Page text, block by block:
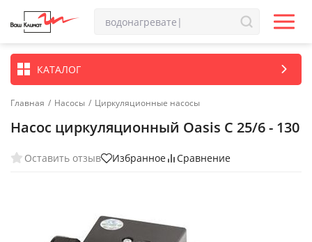
КАТАЛОГ
Главная / Насосы / Циркуляционные насосы
Насос циркуляционный Oasis C 25/6 - 130
Оставить отзыв Избранное Сравнение